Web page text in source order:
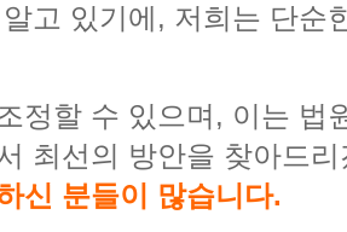
고 있기에, 저희는 단순
할 수 있으며, 이는 법
최선의 방안을 찾아드리
신 분들이 많습니다.